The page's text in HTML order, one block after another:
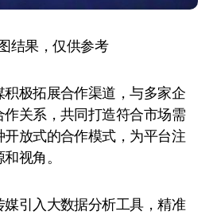
结果，仅供参考
极拓展合作渠道，与多家企
关系，共同打造符合市场需
放式的合作模式，为平台注
视角。
引入大数据分析工具，精准